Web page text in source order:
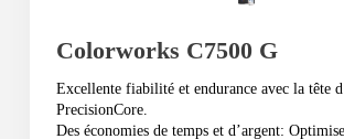
Colorworks C7500 G
Excellente fiabilité et endurance avec la tête
PrecisionCore.
Des économies de temps et d’argent: